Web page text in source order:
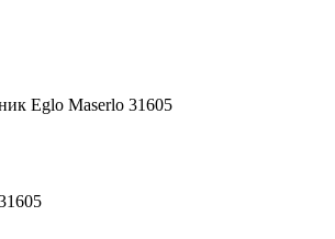
Eglo Maserlo 31605